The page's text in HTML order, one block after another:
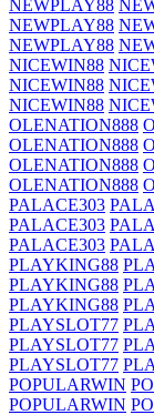
NEWPLAY88
NEWPLAY88
NEWPLAY88
NICEWIN88
NICEWIN88
NICEWIN88
OLENATION888
OLENATION888
OLENATION888
OLENATION888
PALACE303
PALACE303
PALACE303
PLAYKING88
PLAYKING88
PLAYKING88
PLAYSLOT77
PLAYSLOT77
PLAYSLOT77
POPULARWIN
POPULARWIN